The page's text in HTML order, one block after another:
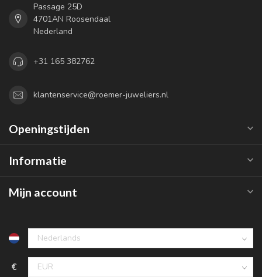
Passage 25D
4701AN Roosendaal
Nederland
+31 165 382762
klantenservice@roemer-juweliers.nl
Openingstijden
Informatie
Mijn account
€